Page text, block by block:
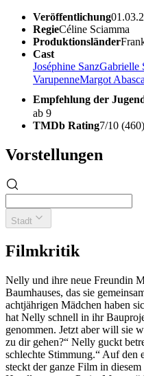
Veröffentlichung
RegieCéline Sciamma
Produktionsländer
Cast
Joséphine SanzGabrielle
VarupenneMargot
Empfehlung der
ab 9
TMDb Rating7/10
Vorstellungen
Stadt
Filmkritik
Nelly und ihre neue Freundin
Baumhauses, das sie
achtjährigen Mädchen haben
hat Nelly schnell in ihr
genommen. Jetzt aber will sie
zu dir gehen?“ Nelly guckt
schlechte Stimmung.“ Auf den
steckt der ganze Film in